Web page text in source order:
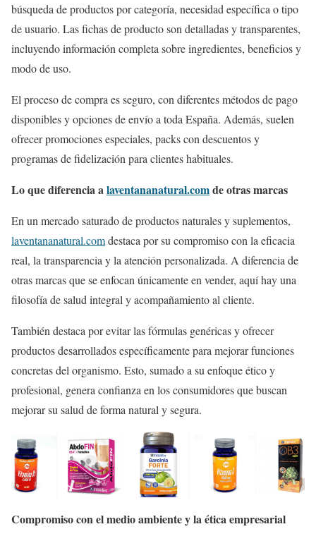
búsqueda de productos por categoría, necesidad específica o tipo
de usuario. Las fichas de producto son detalladas y transparentes,
incluyendo información completa sobre ingredientes, beneficios y
modo de uso.
El proceso de compra es seguro, con diferentes métodos de pago
disponibles y opciones de envío a toda España. Además, suelen
ofrecer promociones especiales, packs con descuentos y
programas de fidelización para clientes habituales.
Lo que diferencia a laventananatural.comde otras marcas
En un mercado saturado de productos naturales y suplementos,
laventananatural.comdestaca por su compromiso con la eficacia
real, la transparencia y la atención personalizada. A diferencia de
otras marcas que se enfocan únicamente en vender, aquí hay una
filosofía de salud integral y acompañamiento al cliente.
También destaca por evitar las fórmulas genéricas y ofrecer
productos desarrollados específicamente para mejorar funciones
concretas del organismo. Esto, sumado a su enfoque ético y
profesional, genera confianza en los consumidores que buscan
mejorar su salud de forma natural y segura.
Compromiso con el medio ambiente y la ética empresarial